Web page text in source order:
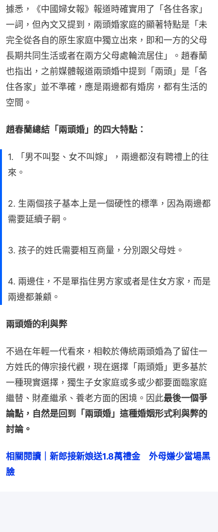
據悉，《中國婦女報》報道時確實用了「各住各家」
一詞，但內文又提到，兩頭婚家庭的顯著特點是「未
完全從各自的原生家庭中獨立出來，即和一方的父母
長期共同生活或者在兩方父母處輪流居住」。趙春蘭
也指出，之前媒體報道兩頭婚中提到「兩頭」是「各
住各家」並不準確，應是兩邊都有婚房，都有生活的
空間。
趙春蘭總結「兩頭婚」的四大特點：
1. 「男不叫娶、女不叫嫁」，兩邊都沒有聘禮上的往
來。
2. 生兩個孩子基本上是一個硬性的標準，因為兩邊都
需要延續子嗣。
3. 孩子的姓氏需要相互商量，分別跟父母姓。
4. 兩邊住，不是單指住男方家或者是住女方家，而是
兩邊都兼顧。
兩頭婚的利與弊
不過在年輕一代看來，相較於傳統兩頭婚為了留住一
方姓氏的傳宗接代觀，現在選擇「兩頭婚」更多基於
一種現實選擇，獨生子女家庭或多或少都要面臨家庭
繼替、財產繼承、養老方面的困境。因此最後一個爭
論點，自然是回到「兩頭婚」這種婚姻形式利與弊的
討論。
相關閱讀｜新郎接新娘送1.8萬禮金　外母嫌少當場黑
臉